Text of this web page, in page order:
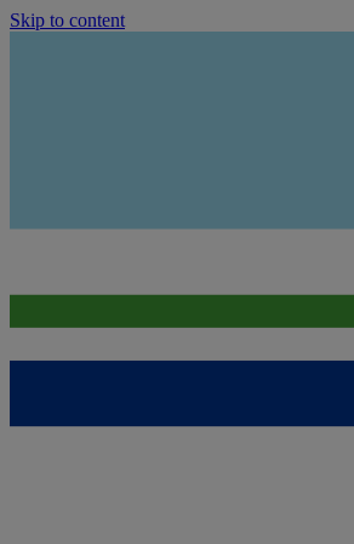
Skip to content